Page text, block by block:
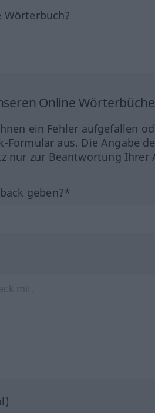
Online
ein Fehler aufgefallen
Formular aus. Die Angabe
nur zur Beantwortung Ihrer
geben?*